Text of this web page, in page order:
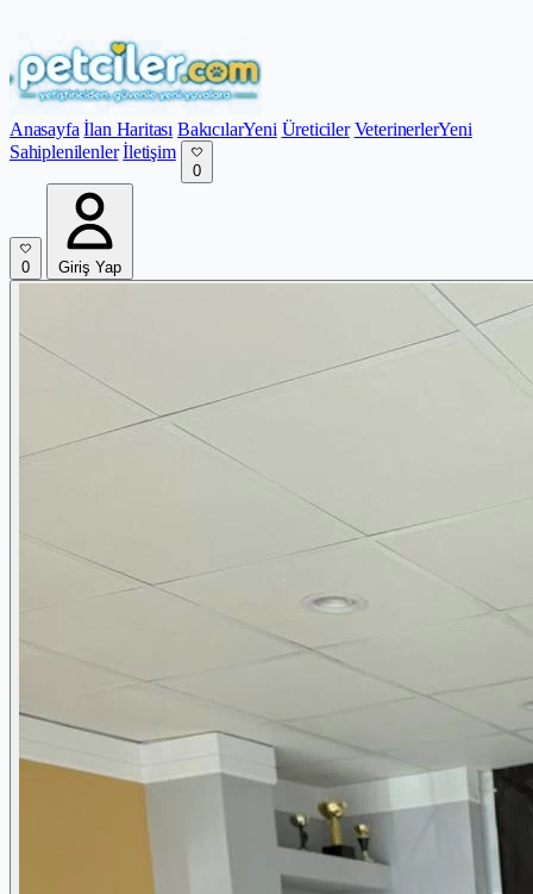
Anasayfa İlan Haritası BakıcılarYeni Üreticiler VeterinerlerYeni
Sahiplenilenler İletişim
0
0 Giriş Yap